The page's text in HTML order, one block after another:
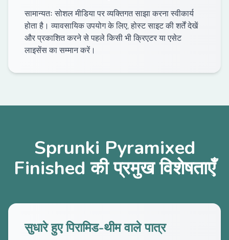
सामान्यतः सोशल मीडिया पर व्यक्तिगत साझा करना स्वीकार्य
होता है। व्यावसायिक उपयोग के लिए, होस्ट साइट की शर्तें देखें
और प्रकाशित करने से पहले किसी भी क्रिएटर या एसेट
लाइसेंस का सम्मान करें।
Sprunki Pyramixed
Finished की प्रमुख विशेषताएँ
सुधारे हुए पिरामिड-थीम वाले पात्र